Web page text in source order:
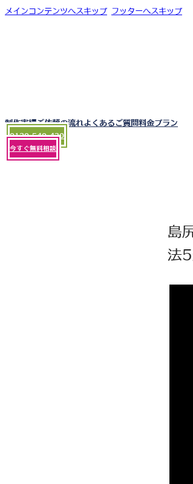
メインコンテンツへスキップ フッターへスキップ
制作実績ご依頼の流れ よくあるご質問料金プラン
0120-540-430
今すぐ無料相談
島
法